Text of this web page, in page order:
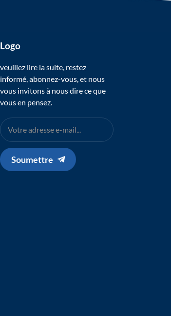
Logo
veuillez lire la suite, restez
informé, abonnez-vous, et nous
vous invitons à nous dire ce que
vous en pensez.
Soumettre